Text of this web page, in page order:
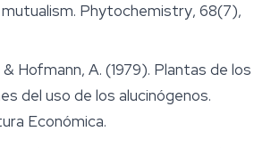
Phytochemistry, 68(7),
Hofmann, A. (1979). Plantas de los
del uso de los alucinógenos.
Económica.